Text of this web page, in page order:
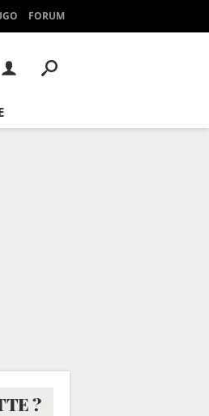
FORUM
?